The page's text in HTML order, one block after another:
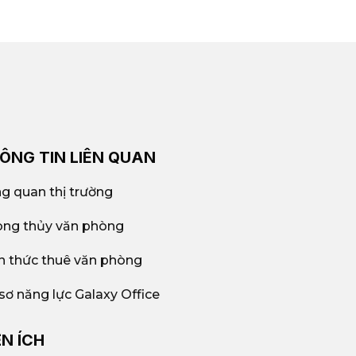
TIN LIÊN QUAN
quan thị trường
thủy văn phòng
thức thuê văn phòng
năng lực Galaxy Office
ÍCH